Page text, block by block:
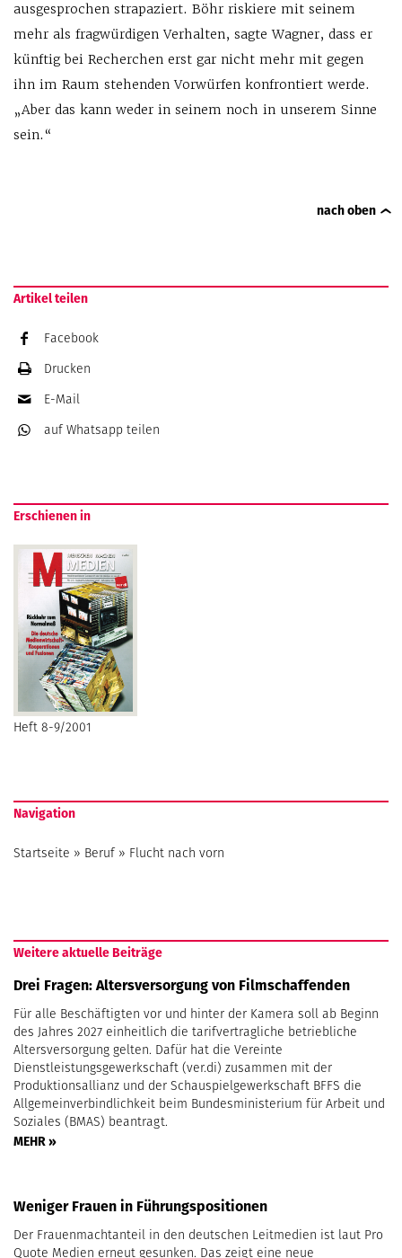
ausgesprochen strapaziert. Böhr riskiere mit seinem
mehr als fragwürdigen Verhalten, sagte Wagner, dass er
künftig bei Recherchen erst gar nicht mehr mit gegen
ihn im Raum stehenden Vorwürfen konfrontiert werde.
„Aber das kann weder in seinem noch in unserem Sinne
sein.“
nach oben
Artikel teilen
Facebook
Drucken
E-Mail
auf Whatsapp teilen
Erschienen in
Heft 8-9/2001
Navigation
Startseite » Beruf» Flucht nach vorn
Weitere aktuelle Beiträge
Drei Fragen: Altersversorgung von Filmschaffenden
Für alle Beschäftigten vor und hinter der Kamera soll ab Beginn
des Jahres 2027 einheitlich die tarifvertragliche betriebliche
Altersversorgung gelten. Dafür hat die Vereinte
Dienstleistungsgewerkschaft (ver.di) zusammen mit der
Produktionsallianz und der Schauspielgewerkschaft BFFS die
Allgemeinverbindlichkeit beim Bundesministerium für Arbeit und
Soziales (BMAS) beantragt.
MEHR »
Weniger Frauen in Führungspositionen
Der Frauenmachtanteil in den deutschen Leitmedien ist laut Pro
Quote Medien erneut gesunken. Das zeigt eine neue